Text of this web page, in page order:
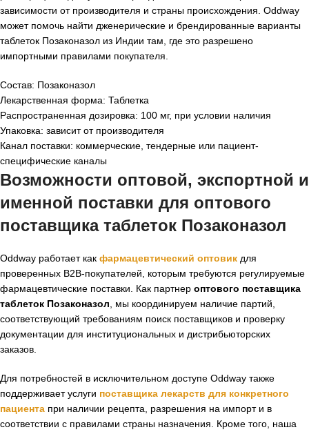
зависимости от производителя и страны происхождения. Oddway
может помочь найти дженерические и брендированные варианты
таблеток Позаконазол из Индии там, где это разрешено
импортными правилами покупателя.
Состав: Позаконазол
Лекарственная форма: Таблетка
Распространенная дозировка: 100 мг, при условии наличия
Упаковка: зависит от производителя
Канал поставки: коммерческие, тендерные или пациент-
специфические каналы
Возможности оптовой, экспортной и
именной поставки для оптового
поставщика таблеток Позаконазол
Oddway работает как фармацевтический оптовик для
проверенных B2B-покупателей, которым требуются регулируемые
фармацевтические поставки. Как партнер оптового поставщика
таблеток Позаконазол , мы координируем наличие партий,
соответствующий требованиям поиск поставщиков и проверку
документации для институциональных и дистрибьюторских
заказов.
Для потребностей в исключительном доступе Oddway также
поддерживает услуги поставщика лекарств для конкретного
пациента при наличии рецепта, разрешения на импорт и в
соответствии с правилами страны назначения. Кроме того, наша